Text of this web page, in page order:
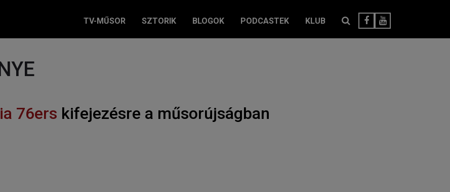
TV-MŰSOR SZTORIK BLOGOK PODCASTEK KLUB
76ers kifejezésre a műsorújságban